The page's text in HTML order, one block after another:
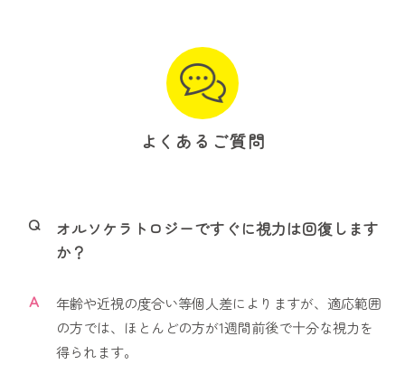
よくあるご質問
Q
オルソケラトロジーですぐに視力は回復します
か？
A
年齢や近視の度合い等個人差によりますが、適応範囲
の方では、ほとんどの方が1週間前後で十分な視力を
得られます。